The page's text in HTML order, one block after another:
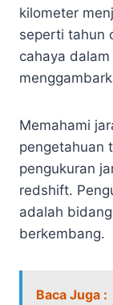
kilometer
seperti tahun
cahaya
Memahami
pengetahuan
pengukuran
redshift.
adalah
berkembang.
Baca Juga :